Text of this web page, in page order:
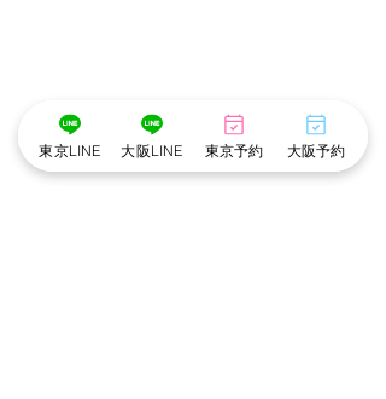
東京LINE 大阪LINE 東京予約 大阪予約